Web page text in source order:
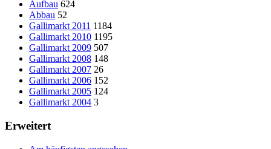
Aufbau 624
Abbau 52
Gallimarkt 2011 1184
Gallimarkt 2010 1195
Gallimarkt 2009 507
Gallimarkt 2008 148
Gallimarkt 2007 26
Gallimarkt 2006 152
Gallimarkt 2005 124
Gallimarkt 2004 3
Erweitert